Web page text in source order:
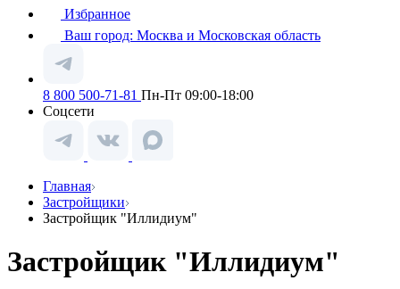
Избранное
Ваш город: Москва и Московская область
8 800 500-71-81 Пн-Пт 09:00-18:00
Соцсети
Главная
Застройщики
Застройщик "Иллидиум"
Застройщик "Иллидиум"